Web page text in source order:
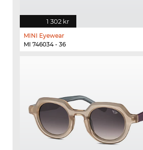
1 302 kr
MINI Eyewear
MI 746034 - 36